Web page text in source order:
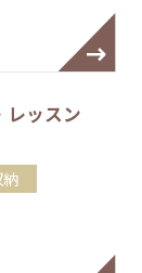
レッスン
納